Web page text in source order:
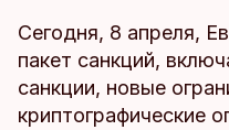
Сегодня, 8 апреля,
пакет санкций,
санкции, новые
криптографические